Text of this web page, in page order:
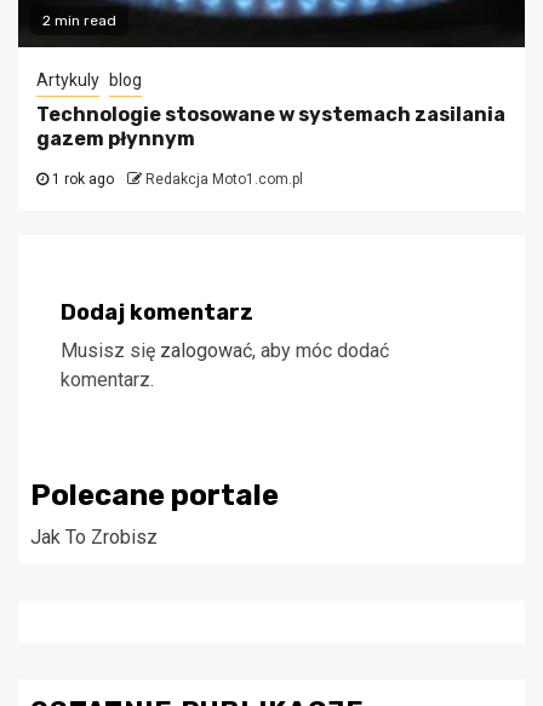
2 min read
Artykuly blog
Technologie stosowane w systemach zasilania
gazem płynnym
1 rok ago Redakcja Moto1.com.pl
Dodaj komentarz
Musisz się zalogować, aby móc dodać
komentarz.
Polecane portale
Jak To Zrobisz